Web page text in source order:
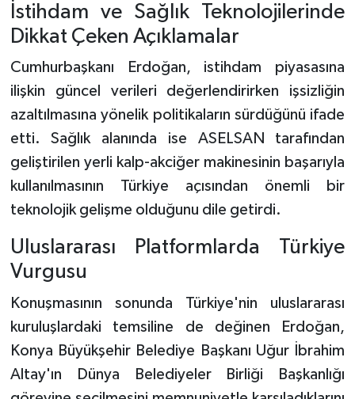
İstihdam ve Sağlık Teknolojilerinde
Dikkat Çeken Açıklamalar
Cumhurbaşkanı Erdoğan, istihdam piyasasına
ilişkin güncel verileri değerlendirirken işsizliğin
azaltılmasına yönelik politikaların sürdüğünü ifade
etti. Sağlık alanında ise ASELSAN tarafından
geliştirilen yerli kalp-akciğer makinesinin başarıyla
kullanılmasının Türkiye açısından önemli bir
teknolojik gelişme olduğunu dile getirdi.
Uluslararası Platformlarda Türkiye
Vurgusu
Konuşmasının sonunda Türkiye'nin uluslararası
kuruluşlardaki temsiline de değinen Erdoğan,
Konya Büyükşehir Belediye Başkanı Uğur İbrahim
Altay'ın Dünya Belediyeler Birliği Başkanlığı